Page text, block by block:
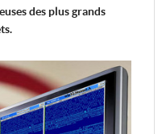
des plus grands